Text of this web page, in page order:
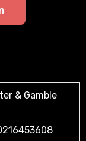
& Gamble